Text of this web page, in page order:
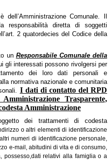
Comunale. Il
responsabilità diretta di soggetti
2 quatordecies del Codice della
un Responsabile Comunale della
gli interessati possono rivolgersi per
dei loro dati personali e
normativa nazionale e comunitaria
I dati di contatto del RPD
Trasparente,
Amministrazione
dei trattamenti di codesta
o altri elementi di identificazione
numeri di identificazione personale,
e-mail, abitudini di vita e di consumo,
possesso, dati relativi alla famiglia o a